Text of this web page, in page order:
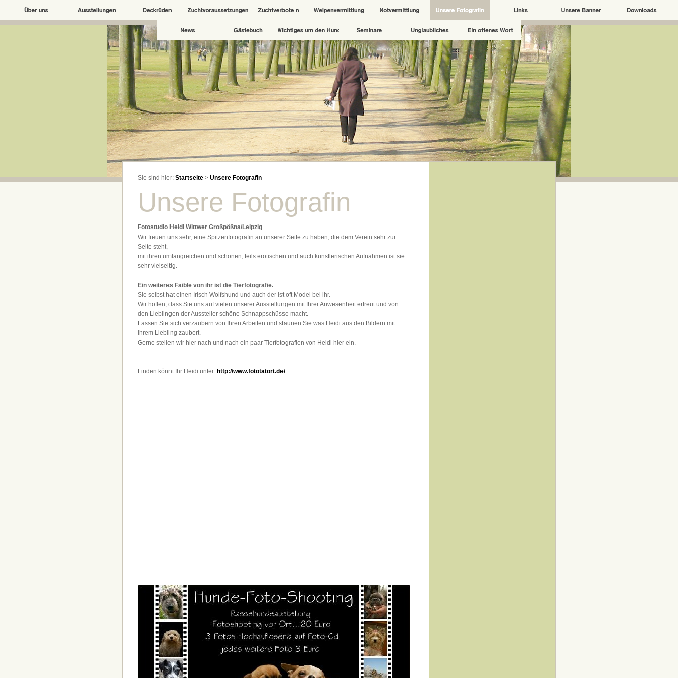
Sie sind hier: Startseite > Unsere Fotografin
Unsere Fotografin
Fotostudio Heidi Wittwer Großpößna/Leipzig
Wir freuen uns sehr, eine Spitzenfotografin an unserer Seite zu haben, die dem Verein sehr zur
Seite steht,
mit ihren umfangreichen und schönen, teils erotischen und auch künstlerischen Aufnahmen ist sie
sehr vielseitig.
Ein weiteres Faible von ihr ist die Tierfotografie.
Sie selbst hat einen Irisch Wolfshund und auch der ist oft Model bei ihr.
Wir hoffen, dass Sie uns auf vielen unserer Ausstellungen mit Ihrer Anwesenheit erfreut und von
den Lieblingen der Aussteller schöne Schnappschüsse macht.
Lassen Sie sich verzaubern von Ihren Arbeiten und staunen Sie was Heidi aus den Bildern mit
Ihrem Liebling zaubert.
Gerne stellen wir hier nach und nach ein paar Tierfotografien von Heidi hier ein.
Finden könnt Ihr Heidi unter: http://www.fototatort.de/